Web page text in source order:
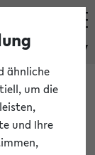
eKVV
die Ihnen
ähnliche
um die
und Ihre